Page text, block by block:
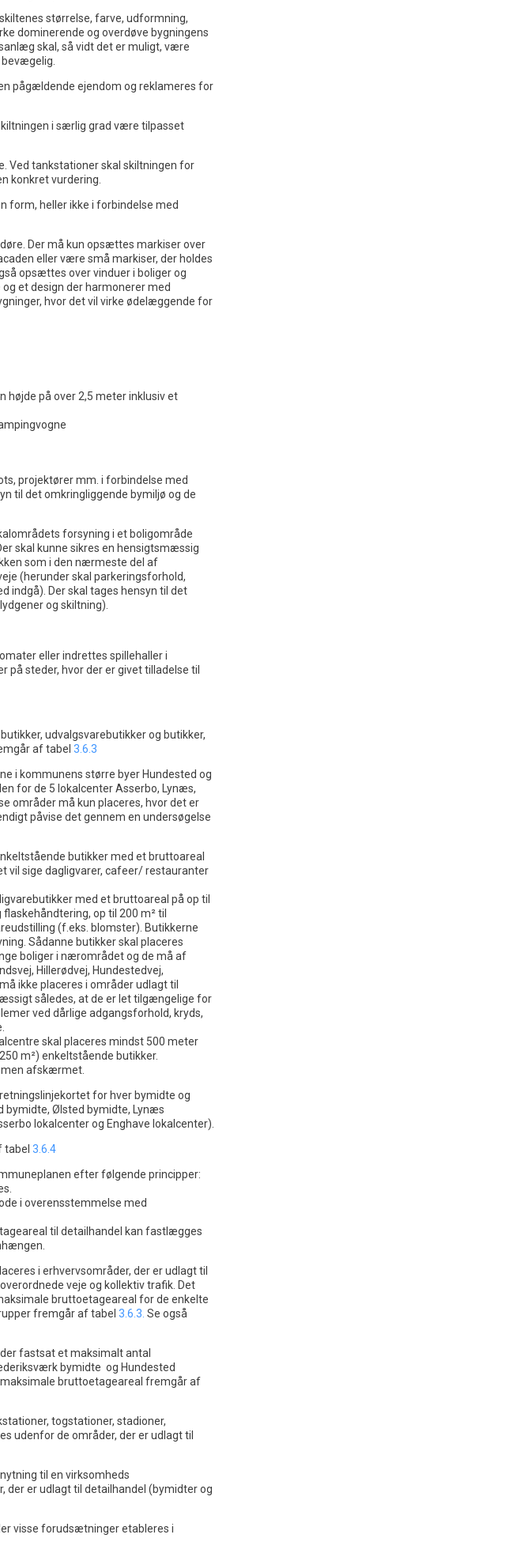
størrelse, farve, udformning,
dominerende og overdøve bygningens
skal, så vidt det er muligt, være
pågældende ejendom og reklameres for
i særlig grad være tilpasset
Ved tankstationer skal skiltningen for
konkret vurdering.
form, heller ikke i forbindelse med
Der må kun opsættes markiser over
eller være små markiser, der holdes
opsættes over vinduer i boliger og
et design der harmonerer med
hvor det vil virke ødelæggende for
højde på over 2,5 meter inklusiv et
projektører mm. i forbindelse med
til det omkringliggende bymiljø og de
forsyning i et boligområde
skal kunne sikres en hensigtsmæssig
som i den nærmeste del af
(herunder skal parkeringsforhold,
indgå). Der skal tages hensyn til det
og skiltning).
eller indrettes spillehaller i
steder, hvor der er givet tilladelse til
udvalgsvarebutikker og butikker,
af tabel 3.6.3
i kommunens større byer Hundested og
for de 5 lokalcenter Asserbo, Lynæs,
områder må kun placeres, hvor det er
påvise det gennem en undersøgelse
butikker med et bruttoareal
vil sige dagligvarer, cafeer/ restauranter
med et bruttoareal på op til
op til 200 m² til
(f.eks. blomster). Butikkerne
Sådanne butikker skal placeres
boliger i nærområdet og de må af
Hillerødvej, Hundestedvej,
ikke placeres i områder udlagt til
således, at de er let tilgængelige for
ved dårlige adgangsforhold, kryds,
skal placeres mindst 500 meter
m²) enkeltstående butikker.
men afskærmet.
for hver bymidte og
bymidte, Ølsted bymidte, Lynæs
lokalcenter og Enghave lokalcenter)
tabel 3.6.4
efter følgende principper:
i overensstemmelse med
til detailhandel kan fastlægges
i erhvervsområder, der er udlagt til
veje og kollektiv trafik. Det
bruttoetageareal for de enkelte
fremgår af tabel 3.6.3. Se også
fastsat et maksimalt antal
bymidte og Hundested
bruttoetageareal fremgår af
togstationer, stadioner,
udenfor de områder, der er udlagt til
til en virksomheds
der er udlagt til detailhandel (bymidter og
visse forudsætninger etableres i